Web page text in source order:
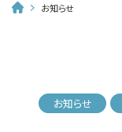
お知らせ
お知らせ